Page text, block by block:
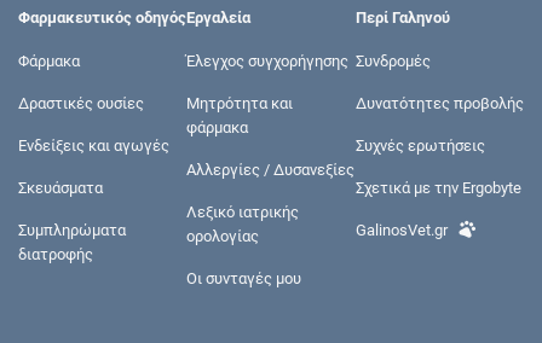
Φαρμακευτικός οδηγός
Φάρμακα
Δραστικές ουσίες
Ενδείξεις και αγωγές
Σκευάσματα
Συμπληρώματα
διατροφής
Εργαλεία
Έλεγχος συγχορήγησης
Μητρότητα και
φάρμακα
Αλλεργίες / Δυσανεξίες
Λεξικό ιατρικής
ορολογίας
Οι συνταγές μου
Περί Γαληνού
Συνδρομές
Δυνατότητες προβολής
Συχνές ερωτήσεις
Σχετικά με την Ergobyte
GalinosVet.gr